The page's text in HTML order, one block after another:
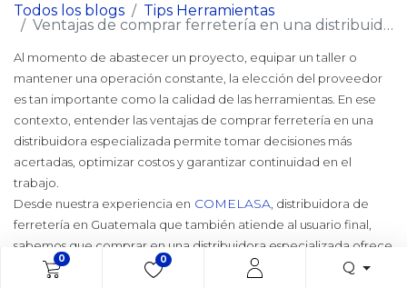
0 0 Q
Todos los blogs
Tips Herramientas
Ventajas de comprar ferretería en una distribuidora especializada
Al momento de abastecer un proyecto, equipar un taller o
mantener una operación constante, la elección del proveedor
es tan importante como la calidad de las herramientas. En ese
contexto, entender las ventajas de comprar ferretería en una
distribuidora especializada permite tomar decisiones más
acertadas, optimizar costos y garantizar continuidad en el
trabajo.
Desde nuestra experiencia en COMELASA , distribuidora de
ferretería en Guatemala que también atiende al usuario final,
sabemos que comprar en una distribuidora especializada ofrece
beneficios claros frente a opciones generalistas o compras